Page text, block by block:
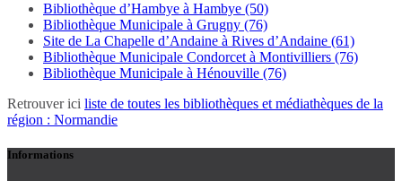
Bibliothèque d’Hambye à Hambye (50)
Bibliothèque Municipale à Grugny (76)
Site de La Chapelle d’Andaine à Rives d’Andaine (61)
Bibliothèque Municipale Condorcet à Montivilliers (76)
Bibliothèque Municipale à Hénouville (76)
Retrouver ici liste de toutes les bibliothèques et médiathèques de la
région : Normandie
Informations